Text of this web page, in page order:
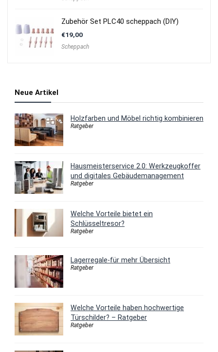
Zubehör Set PLC40 scheppach (DIY)
€19,00
Scheppach
Neue Artikel
Holzfarben und Möbel richtig kombinieren
Ratgeber
Hausmeisterservice 2.0: Werkzeugkoffer
und digitales Gebäudemanagement
Ratgeber
Welche Vorteile bietet ein
Schlüsseltresor?
Ratgeber
Lagerregale-für mehr Übersicht
Ratgeber
Welche Vorteile haben hochwertige
Türschilder? – Ratgeber
Ratgeber